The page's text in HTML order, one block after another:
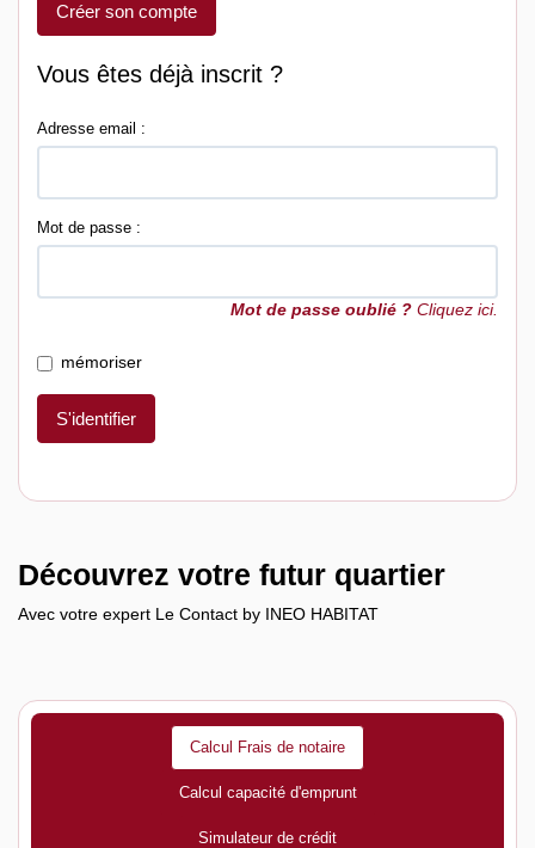
Créer son compte
Vous êtes déjà inscrit ?
Adresse email :
Mot de passe :
Mot de passe oublié ? Cliquez ici.
mémoriser
S'identifier
Découvrez votre futur quartier
Avec votre expert Le Contact by INEO HABITAT
Calcul Frais de notaire
Calcul capacité d'emprunt
Simulateur de crédit